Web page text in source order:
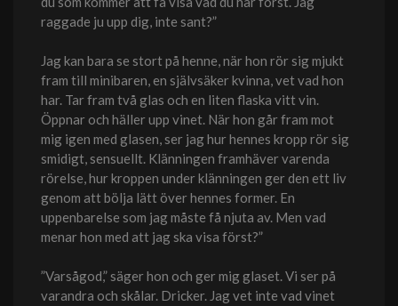
raggade ju upp dig, inte sant?”
Jag kan bara se stort på henne, när hon rör sig mjukt
fram till minibaren, en självsäker kvinna, vet vad hon
har. Tar fram två glas och en liten flaska vitt vin.
Öppnar och häller upp vinet. När hon går fram mot
mig igen med glasen, ser jag hur hennes kropp rör sig
smidigt, sensuellt. Klänningen framhäver varenda
rörelse, hur kroppen under klänningen ger den ett liv
genom att bölja lätt över hennes former. En
uppenbarelse som jag måste få njuta av. Men vad
menar hon med att jag ska visa först?”
”Varsågod,” säger hon och ger mig glaset. Vi ser på
varandra och skålar. Dricker. Jag vet inte vad vinet